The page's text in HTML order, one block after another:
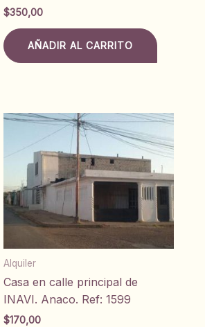
$350,00
AÑADIR AL CARRITO
Alquiler
Casa en calle principal de
INAVI. Anaco. Ref: 1599
$170,00